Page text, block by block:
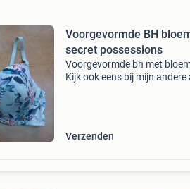
Voorgevormde BH
secret possessions
Voorgevormde bh met
Kijk ook eens bij mijn
Verzenden